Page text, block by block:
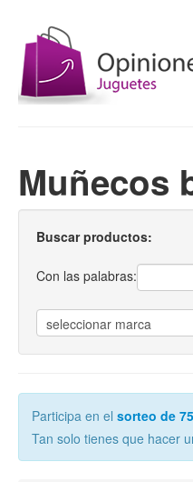
Muñecos
Buscar productos:
Con las palabras:
Participa en el sorteo de
Tan solo tienes que hacer